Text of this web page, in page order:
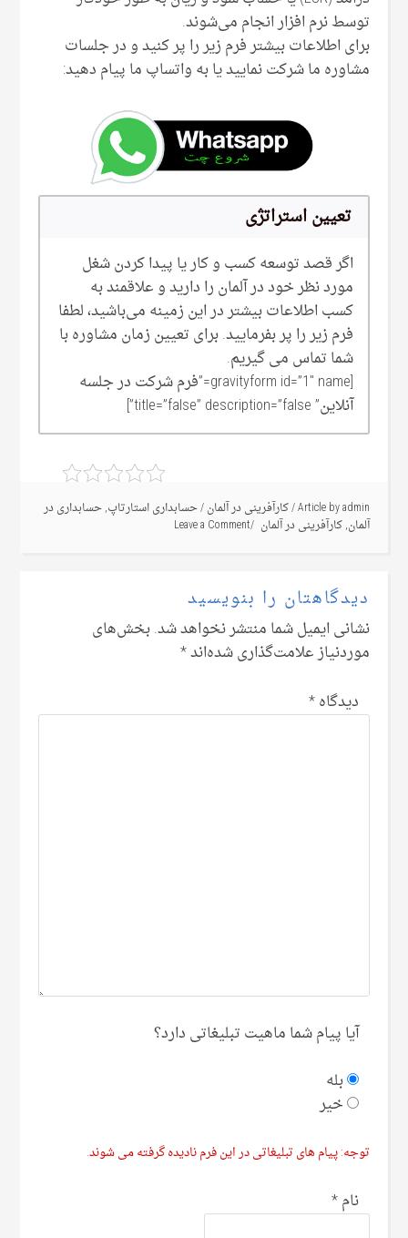
توسط نرم افزار انجام می‌شوند.
برای اطلاعات بیشتر فرم زیر را پر کنید و در جلسات
مشاوره ما شرکت نمایید یا به واتساپ ما پیام دهید:
تعیین استراتژی
اگر قصد توسعه کسب و کار یا پیدا کردن شغل
مورد نظر خود در آلمان را دارید و علاقمند به
کسب اطلاعات بیشتر در این زمینه می‌‌باشید، لطفا
فرم زیر را پر بفرمایید. برای تعیین زمان مشاوره با
شما تماس می گیریم.
[gravityform id=”1″ name=”فرم شرکت در جلسه
آنلاین” title=”false” description=”false”]
Article byadmin
/کارآفرینی در آلمان/حسابداری استارتاپ,حسابداری در
آلمان,کارآفرینی در آلمان Leave a Comment
دیدگاهتان را بنویسید
نشانی ایمیل شما منتشر نخواهد شد.بخش‌های
موردنیاز علامت‌گذاری شده‌اند*
دیدگاه*
آیا پیام شما ماهیت تبلیغاتی دارد؟
بله
خیر
توجه: پیام های تبلیغاتی در این فرم نادیده گرفته می شوند.
نام*